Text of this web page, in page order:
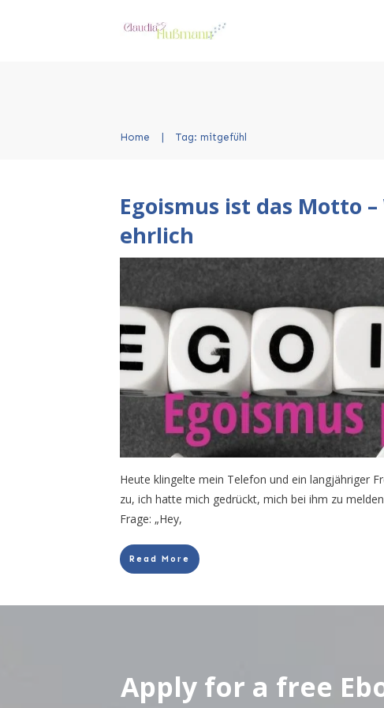
Home Tag: mitgefühl
Egoismus ist das Motto
ehrlich
Heute klingelte mein Telefon und ein langjähriger
zu, ich hatte mich gedrückt, mich bei ihm zu
Frage: „Hey,
Read More
Apply for a free